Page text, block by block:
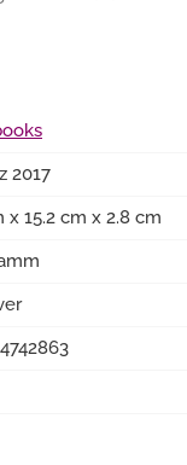
2017
x 15.2 cm x 2.8 cm